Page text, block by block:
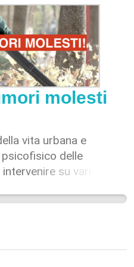
der Frauen erhöhen
Altersarmut.
molesti
vita urbana e
delle
su vari
mirano a
più calmo,